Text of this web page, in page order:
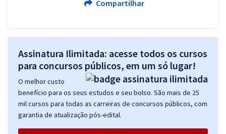
Compartilhar
Assinatura Ilimitada: acesse todos os cursos
para concursos públicos, em um só lugar!
O melhor custo
benefício para os seus estudos e seu bolso. São mais de 25
mil cursos para todas as carreiras de concursos públicos, com
garantia de atualização pós-edital.